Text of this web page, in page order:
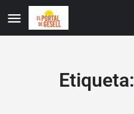
Etiqueta: